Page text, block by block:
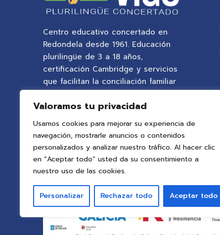
Valoramos tu privacidad
Usamos cookies para mejorar su experiencia de
navegación, mostrarle anuncios o contenidos
personalizados y analizar nuestro tráfico. Al hacer clic
en “Aceptar todo” usted da su consentimiento a
nuestro uso de las cookies.
Personalizar Rechazar todo Aceptar todo
Centro educativo concertado en
Redondela desde 1961. Educación
plurilingüe de 3 a 18 años,
certificación Cambridge y servicios
que facilitan la conciliación familiar